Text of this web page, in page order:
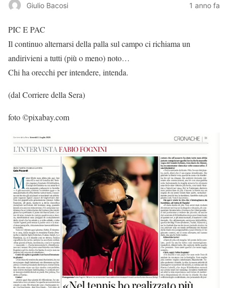
Giulio Bacosi 1 anno fa
PIC E PAC
Il continuo alternarsi della palla sul campo ci richiama un
andirivieni a tutti (più o meno) noto…
Chi ha orecchi per intendere, intenda.
(dal Corriere della Sera)
foto ©pixabay.com